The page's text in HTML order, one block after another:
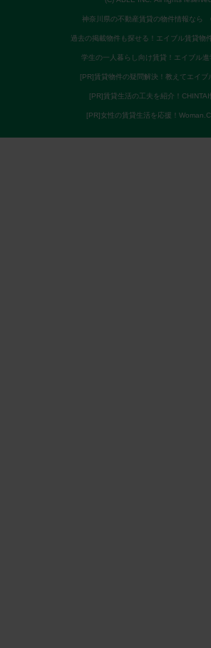
神奈川県の不動産賃貸の物件情報なら
過去の掲載物件も探せる！エイブル賃貸物
学生の一人暮らし向け賃貸！エイブル進
[PR]賃貸物件の疑問解決！教えてエイブ
[PR]賃貸生活の工夫を紹介！CHINTAI
[PR]女性の賃貸生活を応援！